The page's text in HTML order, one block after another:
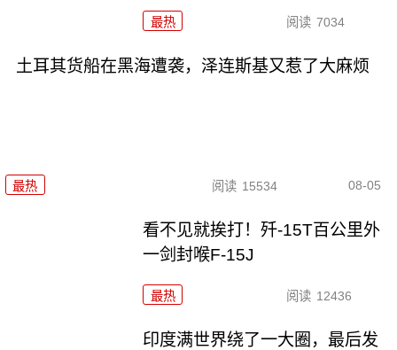
最热 阅读 7034
土耳其货船在黑海遭袭，泽连斯基又惹了大麻烦
最热 阅读 15534 08-05
看不见就挨打！歼-15T百公里外
一剑封喉F-15J
最热 阅读 12436
印度满世界绕了一大圈，最后发